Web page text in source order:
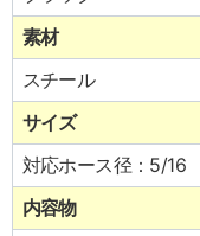
素材
スチール
サイズ
対応ホース径：5/16
内容物